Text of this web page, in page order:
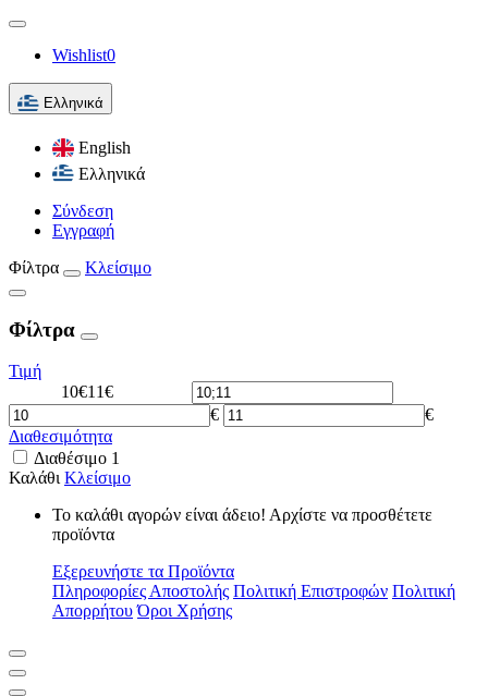
Wishlist0
Ελληνικά
English
Ελληνικά
Σύνδεση
Εγγραφή
Φίλτρα
Κλείσιμο
Φίλτρα
Τιμή
10€11€
€
€
Διαθεσιμότητα
Διαθέσιμο 1
Καλάθι Κλείσιμο
Το καλάθι αγορών είναι άδειο! Αρχίστε να προσθέτετε
προϊόντα
Εξερευνήστε τα Προϊόντα
Πληροφορίες Αποστολής Πολιτική Επιστροφών Πολιτική
Απορρήτου Όροι Χρήσης